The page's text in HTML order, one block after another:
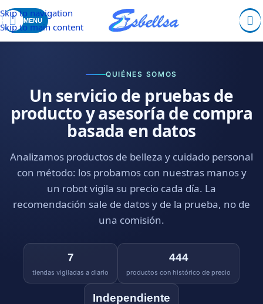
Skip to navigation
Skip to main content
MENU
QUIÉNES SOMOS
Un servicio de pruebas de
producto y asesoría de compra
basada en datos
Analizamos productos de belleza y cuidado personal
con método: los probamos con nuestras manos y
un robot vigila su precio cada día. La
recomendación sale de datos y de la prueba, no de
una comisión.
7
tiendas vigiladas a diario
444
productos con histórico de precio
Independiente